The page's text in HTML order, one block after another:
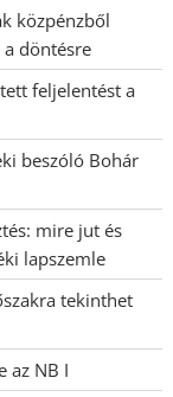
közpénzből
döntésre
feljelentést a
beszóló Bohár
mire jut és
lapszemle
tekinthet
az NB I